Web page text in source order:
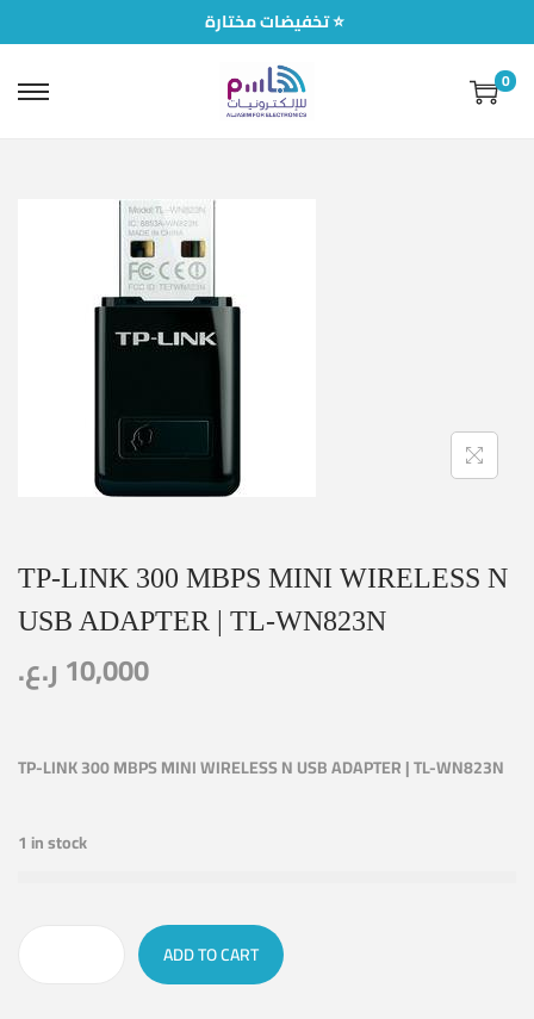
تخفيضات مختارة ⭐
0
TP-LINK 300 MBPS MINI WIRELESS N
USB ADAPTER | TL-WN823N
10,000 ر.ع.
TP-LINK 300 MBPS MINI WIRELESS N USB ADAPTER | TL-WN823N
1 in stock
ADD TO CART